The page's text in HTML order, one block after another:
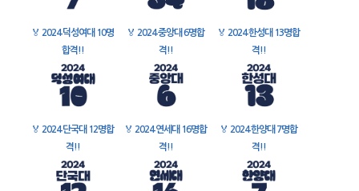
🏅 2024 덕성여대 10명
합격!!
🏅 2024 중앙대 6명합
격!!
🏅 2024 한성대 13명합
격!!
🏅 2024 단국대 12명합
격!!
🏅 2024 연세대 16명합
격!!
🏅 2024 한양대 7명합
격!!